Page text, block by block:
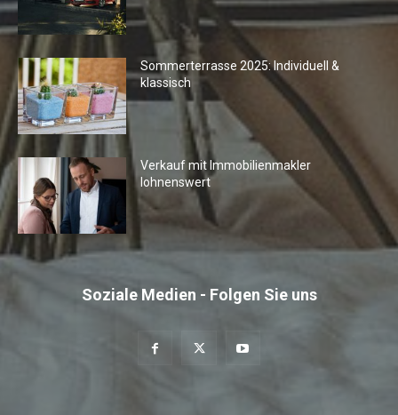
Sommerterrasse 2025: Individuell &
klassisch
Verkauf mit Immobilienmakler
lohnenswert
Soziale Medien - Folgen Sie uns